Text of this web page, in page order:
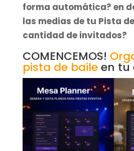
forma automática? en
las medias de tu Pista
cantidad de invitados?
COMENCEMOS!
pista de baileen tu